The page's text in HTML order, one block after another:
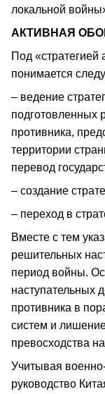
локальной
АКТИВНАЯ
Под
понимается
– ведение
подготовленных
противника,
территории
перевод
– создание
– переход в
Вместе с тем
решительных
период войны.
наступательных
противника в
систем и
превосходства
Учитывая
руководство